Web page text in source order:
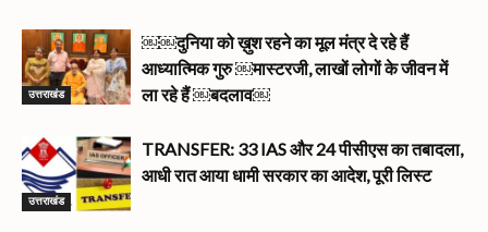
उत्तराखंड
￼￼दुनिया को ख़ुश रहने का मूल मंत्र दे रहे हैं
आध्यात्मिक गुरु ￼मास्टरजी, लाखों लोगों के जीवन में
ला रहे हैं ￼बदलाव￼
उत्तराखंड
TRANSFER: 33 IAS और 24 पीसीएस का तबादला,
आधी रात आया धामी सरकार का आदेश, पूरी लिस्ट